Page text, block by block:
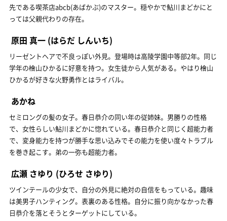
先である喫茶店abcb(あばかぶ)のマスター。穏やかで鮎川まどかにと
っては父親代わりの存在。
原田 真一 (はらだ しんいち)
リーゼントヘアで不良っぽい外見。登場時は高陵学園中等部2年。同じ
学年の檜山ひかるに好意を持つ。女生徒から人気がある。やはり檜山
ひかるが好きな火野勇作とはライバル。
あかね
セミロングの髪の女子。春日恭介の同い年の従姉妹。男勝りの性格
で、女性らしい鮎川まどかに惚れている。春日恭介と同じく超能力者
で、変身能力を持つが勝手な思い込みでその能力を使い度々トラブル
を巻き起こす。弟の一弥も超能力者。
広瀬 さゆり (ひろせ さゆり)
ツインテールの少女で、自分の外見に絶対の自信をもっている。趣味
は美男子ハンティング。表裏のある性格。自分に振り向かなかった春
日恭介を落とそうとターゲットにしている。